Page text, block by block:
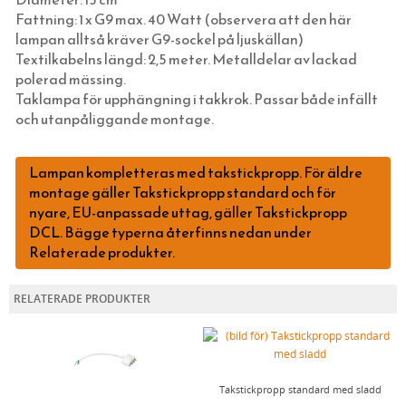
HATTAR OCH HUVUDBONADER
SKOSNÖREN, SKOKRÄM, INLÄGGSSULOR
SCARFAR, BANDANAS OCH FLUGOR
STRUMPOR
MORGONROCKAR OCH NATTKLÄDER
KLASSISKA HÄNGSLEN & ACCESSOARER
JUGENDLAMPOR (TAK, VÄGG & BORD)
SKOMAKARLAMPOR
SPELBORDSLAMPOR
TAKLAMPOR I PORSLIN & BAKELIT
BORDSLAMPOR
GOLVLAMPOR
KLASSISKA PORSLINSLAMPOR
ELMONTERADE FOTOGENLAMPOR
SPOTLIGHTS I KLASSISK STIL
STALLYKTOR
GLASBRUKSLYKTOR
STRÖMBRYTARE OCH ELUTTAG (RETRO)
SVART BAKELIT INFÄLLT MONTAGE
VIT BAKELIT INFÄLLT MONTAGE
SVART PORSLIN INFÄLLT MONTAGE
SKÄRMAR, KULODOSOR & GLÖDLAMPOR
TVINNAD SLADD & ISOLATORER
KULODOSOR I PORSLIN OCH BAKELIT
FOTOGEN & STEARIN
Fattning: 1 x G9 max. 40 Watt (observera att den här
lampan alltså kräver G9-sockel på ljuskällan)
Textilkabelns längd: 2,5 meter. Metalldelar av lackad
polerad mässing.
Taklampa för upphängning i takkrok. Passar både infällt
och utanpåliggande montage.
Lampan kompletteras med takstickpropp. För äldre
montage gäller Takstickpropp standard och för
nyare, EU-anpassade uttag, gäller Takstickpropp
DCL. Bägge typerna återfinns nedan under
Relaterade produkter.
RELATERADE PRODUKTER
Takstickpropp standard med sladd